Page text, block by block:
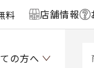
料 店舗情報
の方へ